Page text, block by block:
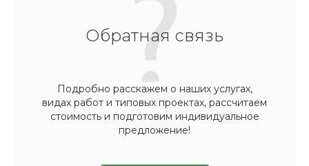
Обратная связь
Подробно расскажем о наших услугах,
видах работ и типовых проектах, рассчитаем
стоимость и подготовим индивидуальное
предложение!